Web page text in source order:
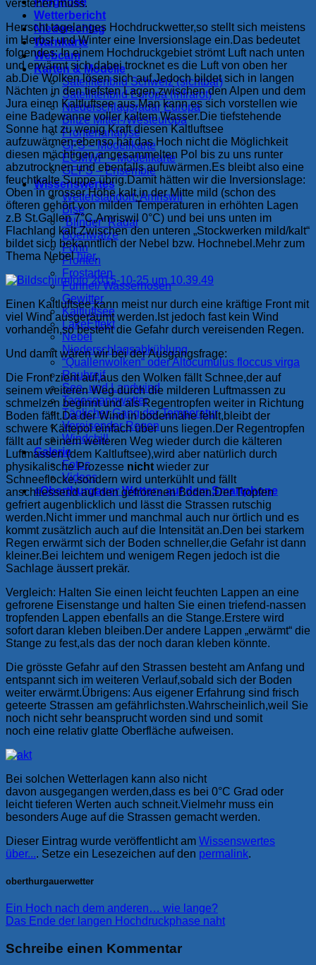
Wetterbericht
Niederschlag
Warnkarte
Webcam
Karten & Modelle
Satellitenbild Schweiz (sichtbar)
Satellitenbild Europa (infrarot)
Niederschlagsradar Europa
Blitze Mittel-/Westeuropa
Frontenanalyse
GFS – Modellkarte
ECMWF – Modellkarte
GEFS – Ensemble
Wissenswertes
Wetterstandort: Amriswil
Bise
“Blinder” Radar
Böenwalze
Föhn
Fronten
Frostarten
Funnel/ Wasserhosen
Gewitter
Kaltluftsee
LakeEffekt
Nebel
Niederschlagsabkühlung
“Quallenwolken“ oder Altocumulus floccus virga
Rauhreif
See- und Landwind
Tagesgangwetter
Täglicher Gang der Temperatur
Vereisender Regen
Windchill
Galerie
Fotos
Videos
«Oberthurgauer Wetter» auf dem Smartphone
verstehen muss.
Herrscht tagelanges Hochdruckwetter,so stellt sich meistens
im Herbst und Winter eine Inversionslage ein.Das bedeutet
folgendes: In einem Hochdruckgebiet strömt Luft nach unten
und erwärmt sich,dabei trocknet es die Luft von oben her
ab.Die Wolken lösen sich auf.Jedoch bildet sich in langen
Nächten in den tiefsten Lagen,zwischen den Alpen und dem
Jura einen Kaltluftsee aus.Man kann es sich vorstellen wie
eine Badewanne voller kaltem Wasser.Die tiefstehende
Sonne hat zu wenig Kraft diesen Kaltluftsee
aufzuwärmen,ebenso hat das Hoch nicht die Möglichkeit
diesen mächtigen,angesammelten Pol bis zu uns runter
abzutrocknen und ebenfalls aufuwärmen.Es bleibt also eine
feuchtkalte Suppe übrig.Damit hätten wir die Inversionslage:
Oben in grosser Höhe kalt,in der Mitte mild (schon des
öfteren gehört von milden Temperaturen in erhöhten Lagen
z.B St.Gallen 7°C,Amriswil 0°C) und bei uns unten im
Flachland kalt.Zwischen den unteren „Stockwerken mild/kalt“
bildet sich bekanntlich der Nebel bzw. Hochnebel.Mehr zum
Thema Nebelhier.
Einen Kaltluftsee kann meist nur durch eine kräftige Front mit
viel Wind ausgeräumt werden.Ist jedoch fast kein Wind
vorhanden,so besteht die Gefahr durch vereisenden Regen.
Und damit wären wir bei der Ausgangsfrage:
Die Front zieht auf,aus den Wolken fällt Schnee,der auf
seinem weiteren Weg durch die milderen Luftmassen zu
schmelzen beginnt und als Regentropfen weiter in Richtung
Boden fällt.Da der Wind in bodennähe fehlt,bleibt der
schwere Kältepol einfach über uns liegen.Der Regentropfen
fällt auf seinem weiteren Weg wieder durch die kälteren
Luftmassen (dem Kaltluftsee),wird aber natürlich durch
physikalische Prozesse nicht wieder zur
Schneeflocke,sondern wird unterkühlt und fällt
anschliessend auf den gefrorenen Boden.Der Tropfen
gefriert augenblicklich und lässt die Strassen rutschig
werden.Nicht immer und manchmal auch nur örtlich und es
kommt zusätzlich auch auf die Intensität an.Den bei starkem
Regen erwärmt sich der Boden schneller,die Gefahr ist dann
kleiner.Bei leichtem und wenigem Regen jedoch ist die
Sachlage äussert prekär.
Vergleich: Halten Sie einen leicht feuchten Lappen an eine
gefrorene Eisenstange und halten Sie einen triefend-nassen
tropfenden Lappen ebenfalls an die Stange.Erstere wird
sofort daran kleben bleiben.Der andere Lappen „erwärmt“ die
Stange zu fest,als das der noch daran kleben könnte.
Die grösste Gefahr auf den Strassen besteht am Anfang und
entspannt sich im weiteren Verlauf,sobald sich der Boden
weiter erwärmt.Übrigens: Aus eigener Erfahrung sind frisch
geteerte Strassen am gefährlichsten.Wahrscheinlich,weil Sie
noch nicht sehr beansprucht worden sind und somit
noch eine relativ glatte Oberfläche aufweisen.
Bei solchen Wetterlagen kann also nicht
davon ausgegangen werden,dass es bei 0°C Grad oder
leicht tieferen Werten auch schneit.Vielmehr muss ein
besonders Auge auf die Strassen gemacht werden.
Dieser Eintrag wurde veröffentlicht am Wissenswertes
über.... Setze ein Lesezeichen auf den permalink.
oberthurgauerwetter
Ein Hoch nach dem anderen… wie lange?
Das Ende der langen Hochdruckphase naht
Schreibe einen Kommentar